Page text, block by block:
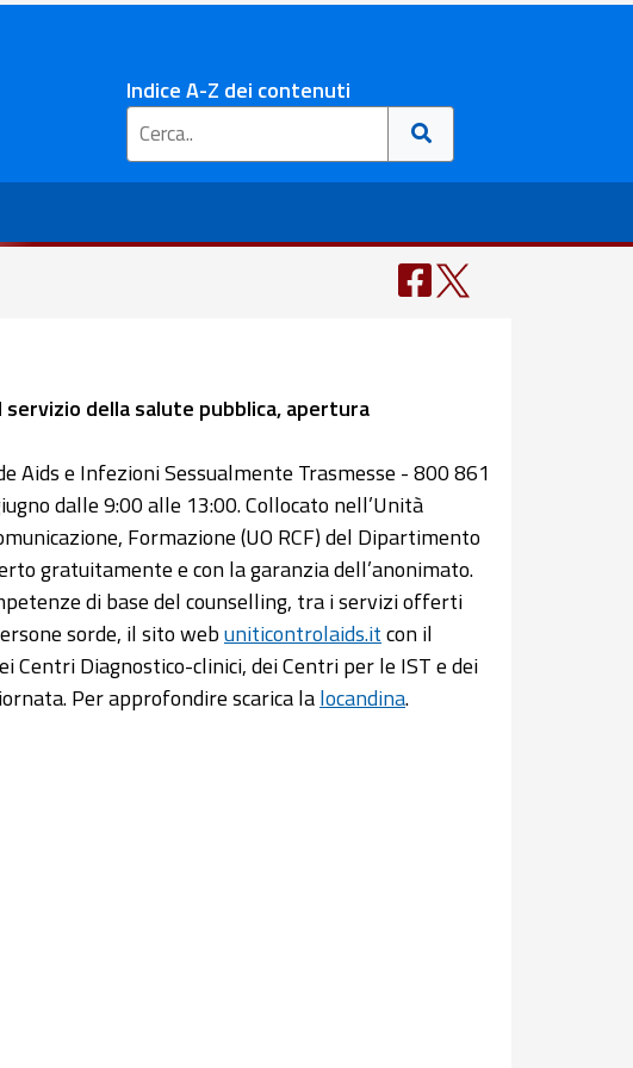
Indice A-Z dei contenuti
della salute pubblica, apertura
Aids e Infezioni Sessualmente Trasmesse - 800 861
dalle 9:00 alle 13:00. Collocato nell’Unità
Formazione (UO RCF) del Dipartimento
gratuitamente e con la garanzia dell’anonimato.
di base del counselling, tra i servizi offerti
sorde, il sito webuniticontrolaids.itcon il
Centri Diagnostico-clinici, dei Centri per le IST e dei
Per approfondire scarica lalocandina.